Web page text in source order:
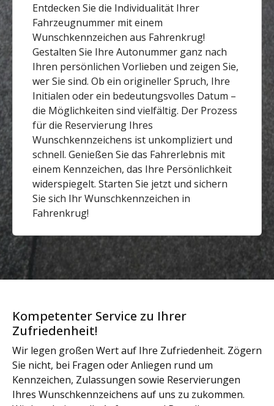
Entdecken Sie die Individualität Ihrer
Fahrzeugnummer mit einem
Wunschkennzeichen aus Fahrenkrug!
Gestalten Sie Ihre Autonummer ganz nach
Ihren persönlichen Vorlieben und zeigen Sie,
wer Sie sind. Ob ein origineller Spruch, Ihre
Initialen oder ein bedeutungsvolles Datum –
die Möglichkeiten sind vielfältig. Der Prozess
für die Reservierung Ihres
Wunschkennzeichens ist unkompliziert und
schnell. Genießen Sie das Fahrerlebnis mit
einem Kennzeichen, das Ihre Persönlichkeit
widerspiegelt. Starten Sie jetzt und sichern
Sie sich Ihr Wunschkennzeichen in
Fahrenkrug!
Kompetenter Service zu Ihrer
Zufriedenheit!
Wir legen großen Wert auf Ihre Zufriedenheit. Zögern
Sie nicht, bei Fragen oder Anliegen rund um
Kennzeichen, Zulassungen sowie Reservierungen
Ihres Wunschkennzeichens auf uns zu zukommen.